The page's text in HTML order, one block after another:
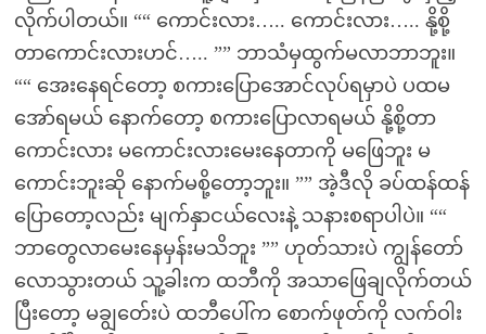
လိုက်ပါတယ်။ ““ ကောင်းလား….. ကောင်းလား….. နို့စို့
တာကောင်းလားဟင်….. ”” ဘာသံမှထွက်မလာဘာဘူး။
““ အေးနေရင်တော့ စကားပြောအောင်လုပ်ရမှာပဲ ပထမ
အော်ရမယ် နောက်တော့ စကားပြောလာရမယ် နို့စို့တာ
ကောင်းလား မကောင်းလားမေးနေတာကို မဖြေဘူး မ
ကောင်းဘူးဆို နောက်မစို့တော့ဘူး။ ”” အဲ့ဒီလို ခပ်ထန်ထန်
ပြောတော့လည်း မျက်နှာငယ်လေးနဲ့ သနားစရာပါပဲ။ ““
ဘာတွေလာမေးနေမှန်းမသိဘူး ”” ဟုတ်သားပဲ ကျွန်တော်
လောသွားတယ် သူ့ခါးက ထဘီကို အသာဖြေချလိုက်တယ်
ပြီးတော့ မချွတ်ေးပဲ ထဘီပေါ်က စောက်ဖုတ်ကို လက်ဝါး